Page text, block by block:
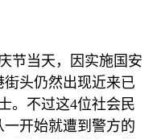
节当天，因实施国安
头仍然出现近来已
。不过这4位社会民
开始就遭到警方的